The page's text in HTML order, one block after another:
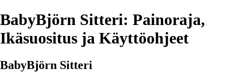
BabyBjörn Sitteri: Painoraja,
Ikäsuositus ja Käyttöohjeet
BabyBjörn Sitteri